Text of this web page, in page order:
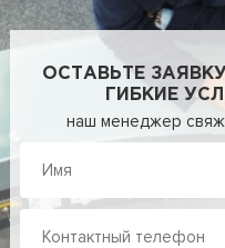
ОСТАВЬТЕ
ГИБКИЕ
наш менеджер